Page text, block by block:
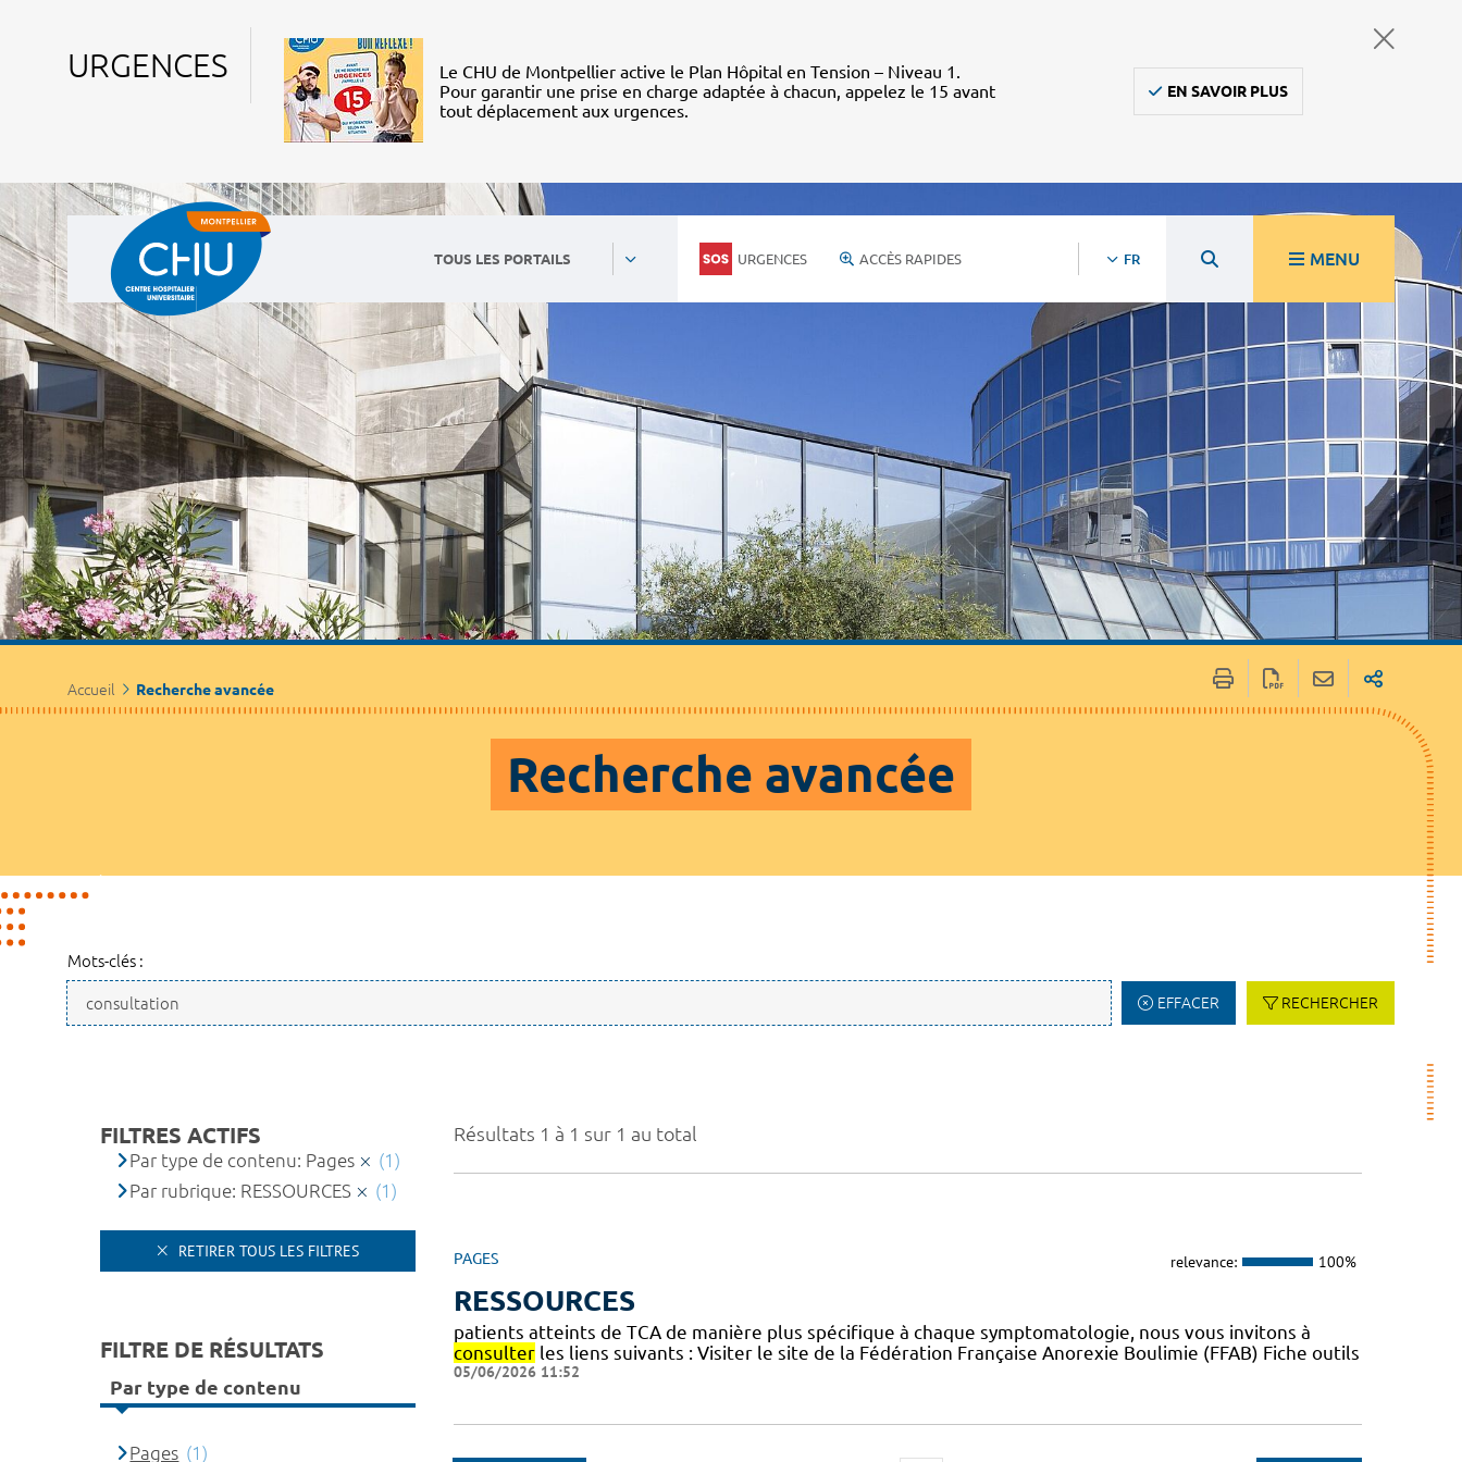
URGENCES
Le CHU de Montpellier active le Plan Hôpital en Tension – Niveau 1.
Pour garantir une prise en charge adaptée à chacun, appelez le 15 avant
tout déplacement aux urgences.
EN SAVOIR PLUS
TOUS LES PORTAILS URGENCES ACCÈS RAPIDES FR MENU
Accueil Recherche avancée
Recherche avancée
Mots-clés :
EFFACER RECHERCHER
Résultats 1 à 1 sur 1 au total
PAGES relevance: 100%
RESSOURCES
patients atteints de TCA de manière plus spécifique à chaque symptomatologie, nous vous invitons à
consulterles liens suivants : Visiter le site de la Fédération Française Anorexie Boulimie (FFAB) Fiche outils
05/06/2026 11:52
FILTRES ACTIFS
Par type de contenu: Pages
(1)
Par rubrique: RESSOURCES
(1)
RETIRER TOUS LES FILTRES
FILTRE DE RÉSULTATS
Par type de contenu
Pages (1)